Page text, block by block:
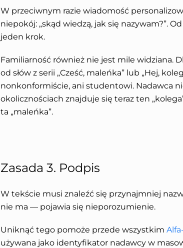
W przeciwnym razie wiadomość
niepokój: „skąd wiedzą, jak się nazywam?”.
jeden krok.
Familiarność również nie jest mile widziana.
od słów z serii „Cześć, maleńka” lub „Hej,
nonkonformiście, ani studentowi. Nadawca
okolicznościach znajduje się teraz ten
ta „maleńka”.
Zasada 3. Podpis
W tekście musi znaleźć się przynajmniej
nie ma — pojawia się nieporozumienie.
Uniknąć tego pomoże przede wszystkim
używana jako identyfikator nadawcy w